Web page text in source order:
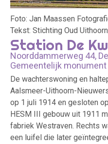
Foto: Jan Maassen
Tekst: Stichting Oud
Station De
Noorddammerweg 44,
Gemeentelijk monument
De wachterswoning en
Aalsmeer-Uithoorn-
op 1 juli 1914 en gesloten
HESM III gebouw uit 1911
fabriek Westraven. Rechts
een luifel die later